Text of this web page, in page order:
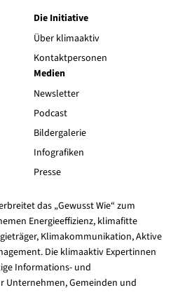
Die Initiative
Über klimaaktiv
Kontaktpersonen
Medien
Newsletter
Podcast
Bildergalerie
Infografiken
Presse
das „Gewusst Wie“ zum
Energieeffizienz, klimafitte
Klimakommunikation, Aktive
Die klimaaktiv Expertinnen
Informations- und
Unternehmen, Gemeinden und